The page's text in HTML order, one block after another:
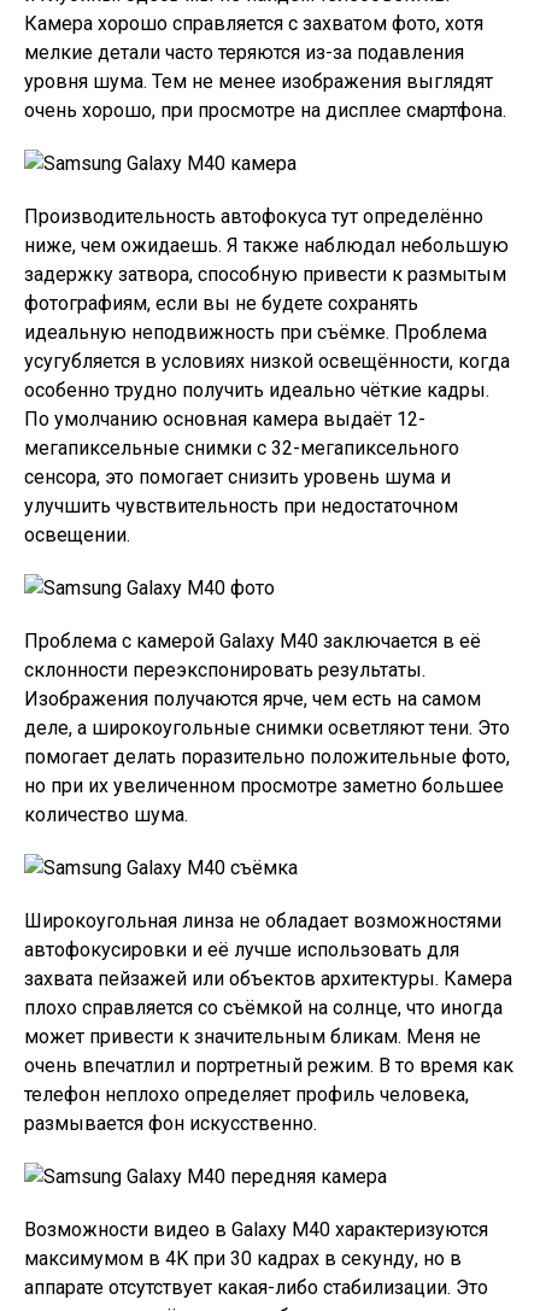
Камера хорошо справляется с захватом фото, хотя
мелкие детали часто теряются из-за подавления
уровня шума. Тем не менее изображения выглядят
очень хорошо, при просмотре на дисплее смартфона.
Производительность автофокуса тут определённо
ниже, чем ожидаешь. Я также наблюдал небольшую
задержку затвора, способную привести к размытым
фотографиям, если вы не будете сохранять
идеальную неподвижность при съёмке. Проблема
усугубляется в условиях низкой освещённости, когда
особенно трудно получить идеально чёткие кадры.
По умолчанию основная камера выдаёт 12-
мегапиксельные снимки с 32-мегапиксельного
сенсора, это помогает снизить уровень шума и
улучшить чувствительность при недостаточном
освещении.
Проблема с камерой Galaxy M40 заключается в её
склонности переэкспонировать результаты.
Изображения получаются ярче, чем есть на самом
деле, а широкоугольные снимки осветляют тени. Это
помогает делать поразительно положительные фото,
но при их увеличенном просмотре заметно большее
количество шума.
Широкоугольная линза не обладает возможностями
автофокусировки и её лучше использовать для
захвата пейзажей или объектов архитектуры. Камера
плохо справляется со съёмкой на солнце, что иногда
может привести к значительным бликам. Меня не
очень впечатлил и портретный режим. В то время как
телефон неплохо определяет профиль человека,
размывается фон искусственно.
Возможности видео в Galaxy M40 характеризуются
максимумом в 4K при 30 кадрах в секунду, но в
аппарате отсутствует какая-либо стабилизации. Это